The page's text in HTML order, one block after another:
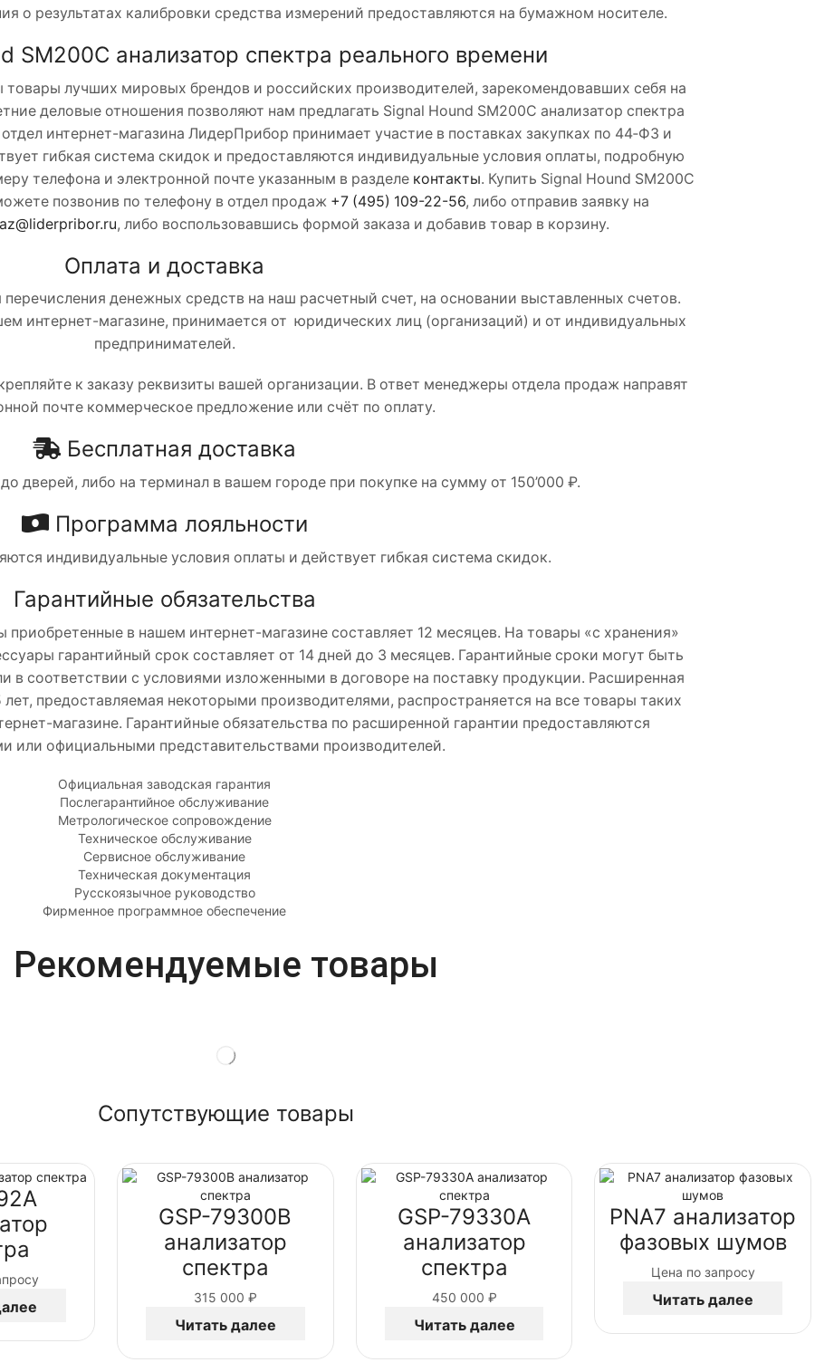
о результатах калибровки средства измерений предоставляются на бумажном носителе.
SM200C анализатор спектра реального времени
лучших мировых брендов и российских производителей, зарекомендовавших себя на
деловые отношения позволяют нам предлагать Signal Hound SM200C анализатор спектра
интернет-магазина ЛидерПрибор принимает участие в поставках закупках по 44‑ФЗ и
гибкая система скидок и предоставляются индивидуальные условия оплаты, подробную
телефона и электронной почте указанным в разделе контакты. Купить Signal Hound SM200C
позвонив по телефону в отдел продаж +7 (495) 109-22-56, либо отправив заявку на
, либо воспользовавшись формой заказа и добавив товар в корзину.
Оплата и доставка
денежных средств на наш расчетный счет, на основании выставленных счетов.
интернет-магазине, принимается от юридических лиц (организаций) и от индивидуальных
предпринимателей.
к заказу реквизиты вашей организации. В ответ менеджеры отдела продаж направят
почте коммерческое предложение или счёт по оплату.
Бесплатная доставка
дверей, либо на терминал в вашем городе при покупке на сумму от 150’000 ₽.
Программа лояльности
индивидуальные условия оплаты и действует гибкая система скидок.
Гарантийные обязательства
в нашем интернет-магазине составляет 12 месяцев. На товары «с хранения»
гарантийный срок составляет от 14 дней до 3 месяцев. Гарантийные сроки могут быть
в соответствии с условиями изложенными в договоре на поставку продукции. Расширенная
предоставляемая некоторыми производителями, распространяется на все товары таких
магазине. Гарантийные обязательства по расширенной гарантии предоставляются
или официальными представительствами производителей.
Официальная заводская гарантия
Послегарантийное обслуживание
Метрологическое сопровождение
Техническое обслуживание
Сервисное обслуживание
Техническая документация
Русскоязычное руководство
Фирменное программное обеспечение
Рекомендуемые товары
Сопутствующие товары
GSP-79300B
анализатор
спектра
315 000 ₽
Читать далее
GSP-79330A
анализатор
спектра
450 000 ₽
Читать далее
PNA7 анализатор
фазовых шумов
Цена по запросу
Читать далее